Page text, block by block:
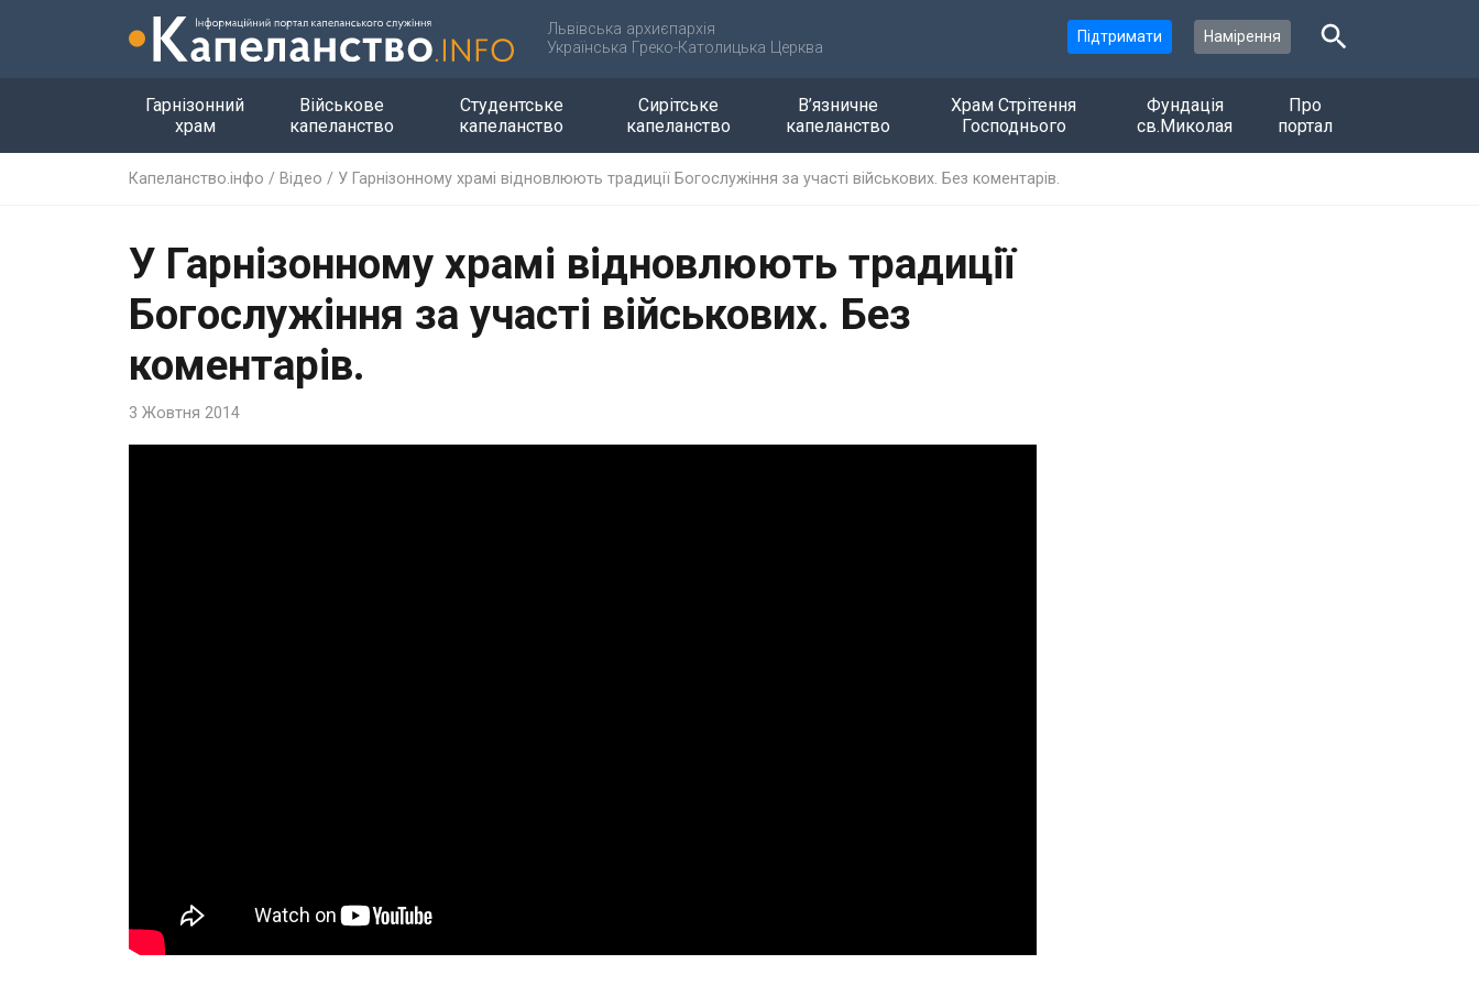
Львівська архиєпархія
Українська Греко-Католицька Церква
Підтримати Намірення
Гарнізонний
храм
Військове
капеланство
Студентське
капеланство
Сирітське
капеланство
В’язничне
капеланство
Храм Стрітення
Господнього
Фундація
св.Миколая
Про
портал
Капеланство.інфо / Відео / У Гарнізонному храмі відновлюють традиції Богослужіння за участі військових. Без коментарів.
У Гарнізонному храмі відновлюють традиції
Богослужіння за участі військових. Без
коментарів.
3 Жовтня 2014